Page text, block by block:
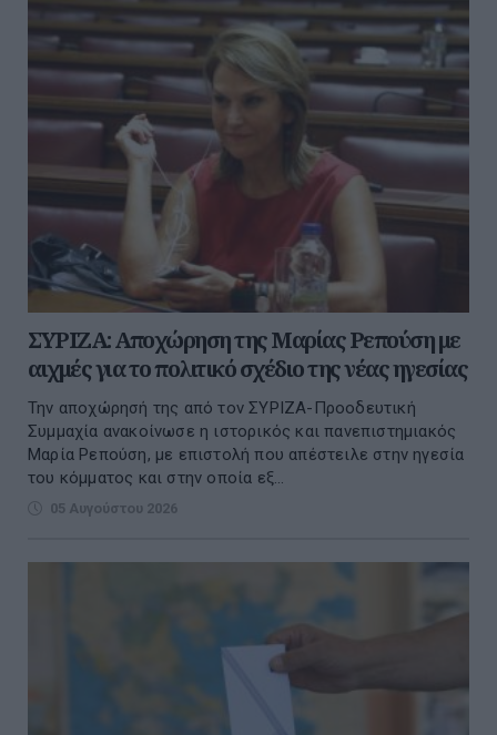
ΣΥΡΙΖΑ: Αποχώρηση της Μαρίας Ρεπούση με
αιχμές για το πολιτικό σχέδιο της νέας ηγεσίας
Την αποχώρησή της από τον ΣΥΡΙΖΑ-Προοδευτική
Συμμαχία ανακοίνωσε η ιστορικός και πανεπιστημιακός
Μαρία Ρεπούση, με επιστολή που απέστειλε στην ηγεσία
του κόμματος και στην οποία εξ...
05 Αυγούστου 2026